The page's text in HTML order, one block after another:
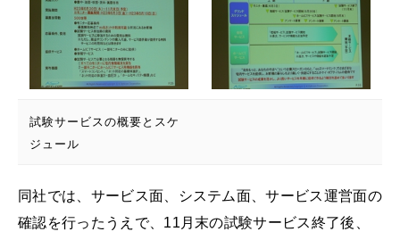
試験サービスの概要とスケ
ジュール
同社では、サービス面、システム面、サービス運営面の
確認を行ったうえで、11月末の試験サービス終了後、